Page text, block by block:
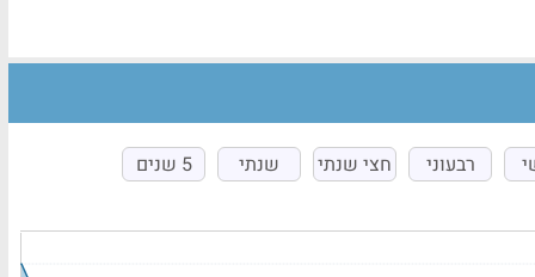
רבעוני חצי שנתי שנתי 5 שנים